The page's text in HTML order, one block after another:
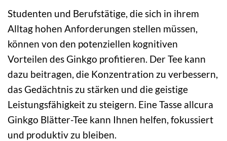
Studenten und Berufstätige, die sich in ihrem
Alltag hohen Anforderungen stellen müssen,
können von den potenziellen kognitiven
Vorteilen des Ginkgo profitieren. Der Tee kann
dazu beitragen, die Konzentration zu verbessern,
das Gedächtnis zu stärken und die geistige
Leistungsfähigkeit zu steigern. Eine Tasse allcura
Ginkgo Blätter-Tee kann Ihnen helfen, fokussiert
und produktiv zu bleiben.